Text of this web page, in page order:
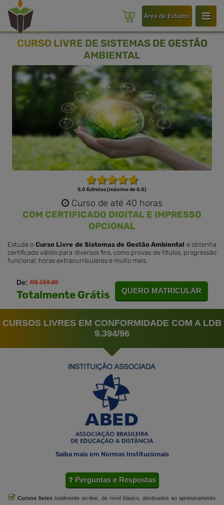
Área de Estudos
CURSO LIVRE DE SISTEMAS DE GESTÃO
AMBIENTAL
5.0 Estrelas (máximo de 5.0)
Curso de até 40 horas
COM CERTIFICADO DIGITAL E IMPRESSO
OPCIONAL
Estude o Curso Livre de Sistemas de Gestão Ambiental e obtenha
certificado válido para diversos fins, como provas de títulos, progressão
funcional, horas extracurriculares e muito mais.
De:R$ 159.80
Totalmente Grátis QUERO MATRICULAR
CURSOS LIVRES EM CONFORMIDADE COM A LDB
9.394/96
Saiba mais em Normas Institucionais
Perguntas e Respostas
Cursos livres totalmente on-line, de nível básico, destinados ao aprimoramento